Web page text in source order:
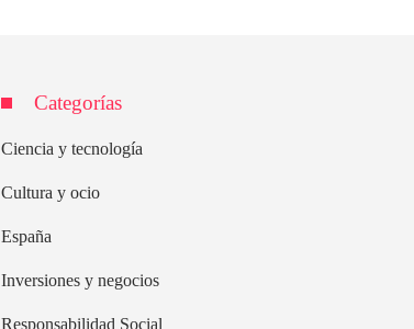
Categorías
Ciencia y tecnología
Cultura y ocio
España
Inversiones y negocios
Responsabilidad Social